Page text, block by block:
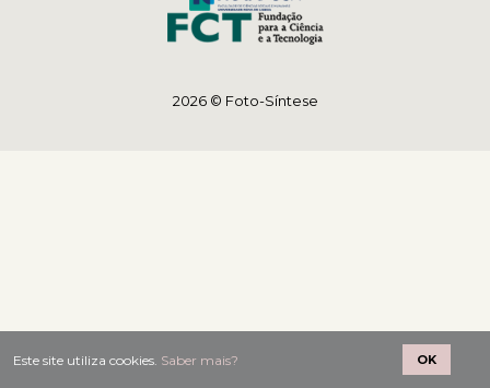
2026 © Foto-Síntese
Este site utiliza cookies. Saber mais? OK